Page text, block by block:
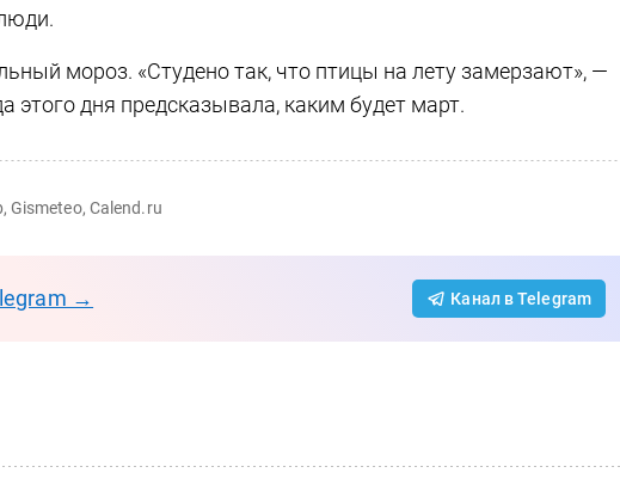
мороз. «Студено так, что птицы на лету замерзают», —
этого дня предсказывала, каким будет март.
Gismeteo, Calend.ru
→ Канал в Telegram